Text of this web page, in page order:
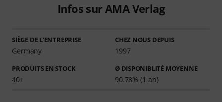
Infos sur AMA Verlag
SIÈGE DE L'ENTREPRISE
Germany
CHEZ NOUS DEPUIS
1997
PRODUITS EN STOCK
40+
Ø DISPONIBLITÉ MOYENNE
90.78% (1 an)